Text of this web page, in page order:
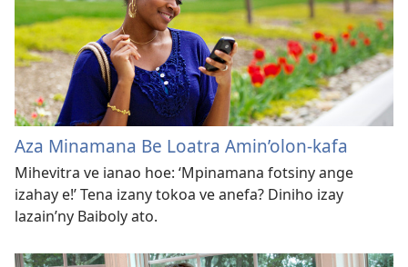
Aza Minamana Be Loatra Amin’olon-kafa
Mihevitra ve ianao hoe: ‘Mpinamana fotsiny ange
izahay e!’ Tena izany tokoa ve anefa? Diniho izay
lazain’ny Baiboly ato.